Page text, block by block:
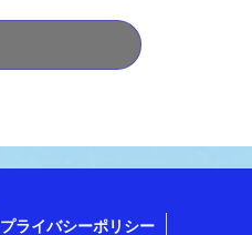
プライバシーポリシー